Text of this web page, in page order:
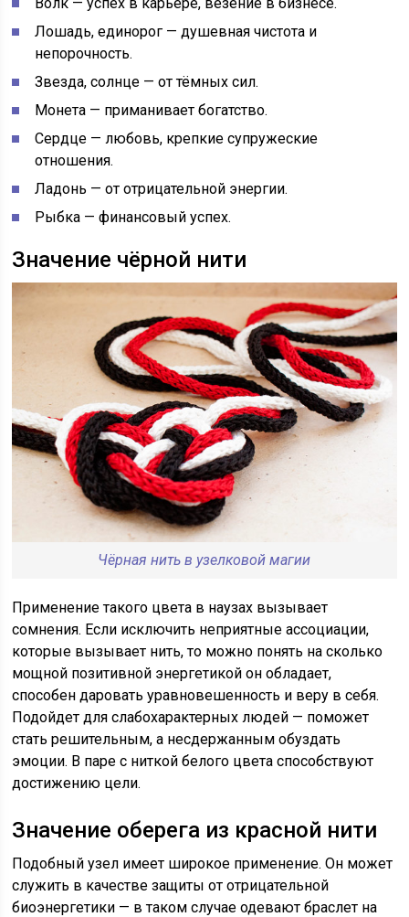
Лошадь, единорог — душевная чистота и
непорочность.
Звезда, солнце — от тёмных сил.
Монета — приманивает богатство.
Сердце — любовь, крепкие супружеские
отношения.
Ладонь — от отрицательной энергии.
Рыбка — финансовый успех.
Значение чёрной нити
Чёрная нить в узелковой магии
Применение такого цвета в наузах вызывает
сомнения. Если исключить неприятные ассоциации,
которые вызывает нить, то можно понять на сколько
мощной позитивной энергетикой он обладает,
способен даровать уравновешенность и веру в себя.
Подойдет для слабохарактерных людей — поможет
стать решительным, а несдержанным обуздать
эмоции. В паре с ниткой белого цвета способствуют
достижению цели.
Значение оберега из красной нити
Подобный узел имеет широкое применение. Он может
служить в качестве защиты от отрицательной
биоэнергетики — в таком случае одевают браслет на